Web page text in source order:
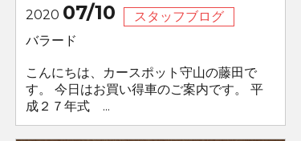
2020 07/10
スタッフブログ
バラード
こんにちは、カースポット守山の藤田で
す。 今日はお買い得車のご案内です。 平
成２７年式 ...